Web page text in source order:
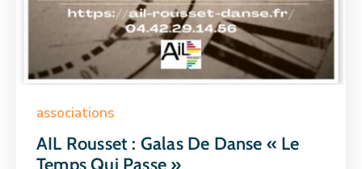
associations
AIL Rousset : Galas De Danse « Le
Temps Qui Passe »